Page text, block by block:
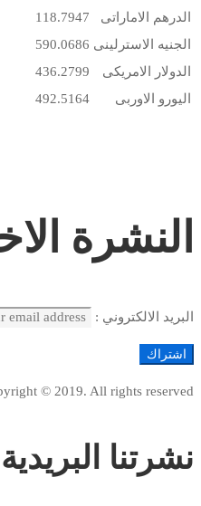
الدرهم الاماراتى
118.7947
الجنيه الاسترلينى 590.0686
الدولار الامريكى
436.2799
اليورو الاوربى
492.5164
النشرة
البريد الالكتروني :
© 2019. All rights reserved.
نشرتنا البريدية